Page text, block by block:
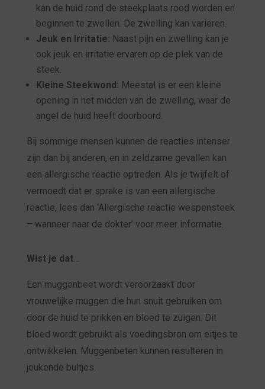
kan de huid rond de steekplaats rood worden en
beginnen te zwellen. De zwelling kan variëren.
Jeuk en Irritatie: Naast pijn en zwelling kan je
ook jeuk en irritatie ervaren op de plek van de
steek.
Kleine Steekwond: Meestal is er een kleine
opening in het midden van de zwelling, waar de
angel de huid heeft doorboord.
Bij sommige mensen kunnen de reacties intenser
zijn dan bij anderen, en in zeldzame gevallen kan
een allergische reactie optreden. Als je twijfelt of
vermoedt dat er sprake is van een allergische
reactie, lees dan ‘Allergische reactie wespensteek
– wanneer naar de dokter’ voor meer informatie.
Wist je dat…
Een muggenbeet wordt veroorzaakt door
vrouwelijke muggen die hun snuit gebruiken om
door de huid te prikken en bloed te zuigen. Dit
bloed wordt gebruikt als voedingsbron om eitjes te
ontwikkelen. Muggenbeten kunnen resulteren in
jeukende bultjes.